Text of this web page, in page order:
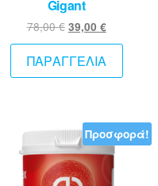
Gigant
78,00€ Original
price
was:
78,00 €.
39,00 €Η
είναι:
ΠΑΡΑΓΓΕΛΙΑ
Προσφορά!